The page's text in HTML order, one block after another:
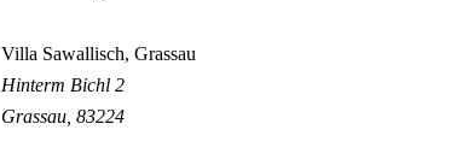
Villa Sawallisch, Grassau
Hinterm Bichl 2
Grassau, 83224